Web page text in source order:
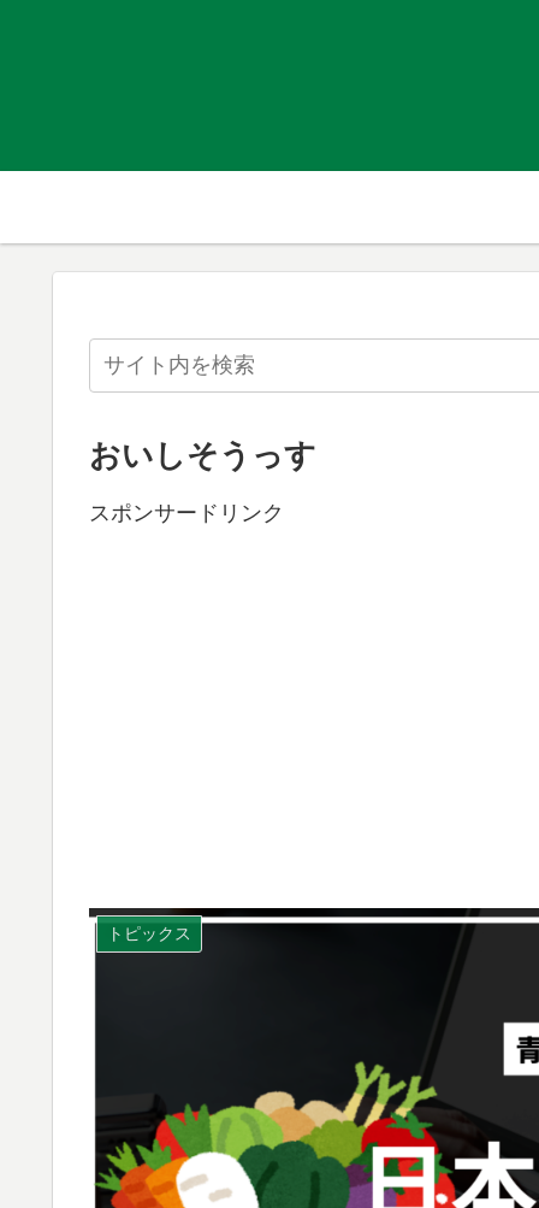
おいしそうっす
スポンサードリンク
トピックス